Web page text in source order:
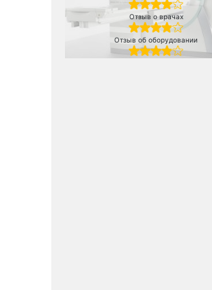
Отзыв о врачах
Отзыв об оборудовании